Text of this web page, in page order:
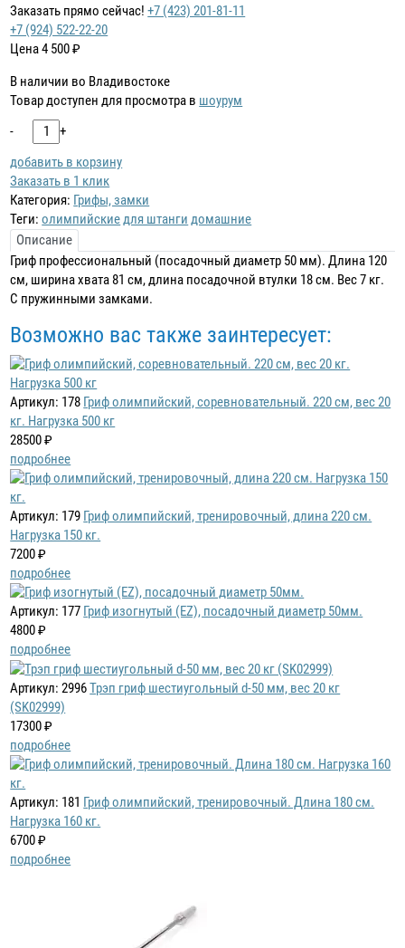
Заказать прямо сейчас! +7 (423) 201-81-11
+7 (924) 522-22-20
Цена4 500₽
В наличии во Владивостоке
Товар доступен для просмотра в шоурум
-
+
добавить в корзину
Заказать в 1 клик
Категория: Грифы, замки
Теги:олимпийскиедля штанги домашние
Описание
Гриф профессиональный (посадочный диаметр 50 мм). Длина 120
см, ширина хвата 81 см, длина посадочной втулки 18 см. Вес 7 кг.
С пружинными замками.
Возможно вас также заинтересует:
Артикул: 178 Гриф олимпийский, соревновательный. 220 см, вес 20
кг. Нагрузка 500 кг
28500 ₽
подробнее
Артикул: 179 Гриф олимпийский, тренировочный, длина 220 см.
Нагрузка 150 кг.
7200 ₽
подробнее
Артикул: 177 Гриф изогнутый (EZ), посадочный диаметр 50мм.
4800 ₽
подробнее
Артикул: 2996Трэп гриф шестиугольный d-50 мм, вес 20 кг
(SK02999)
17300 ₽
подробнее
Артикул: 181 Гриф олимпийский, тренировочный. Длина 180 см.
Нагрузка 160 кг.
6700 ₽
подробнее